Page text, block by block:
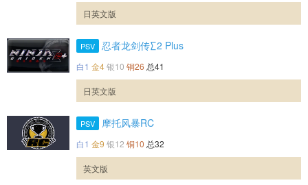
日英文版
PSV 忍者龙剑传∑2 Plus
白1 金4银10 铜26 总41
日英文版
PSV 摩托风暴RC
白1 金9 银12 铜10 总32
英文版